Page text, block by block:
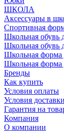
ШКОЛА
Аксессуары в
Спортивная
Школьная обувь
Школьная обувь
Школьная форма
Школьная форма
Бренды
Как купить
Условия оплаты
Условия доставки
Гарантия на
Компания
О компании